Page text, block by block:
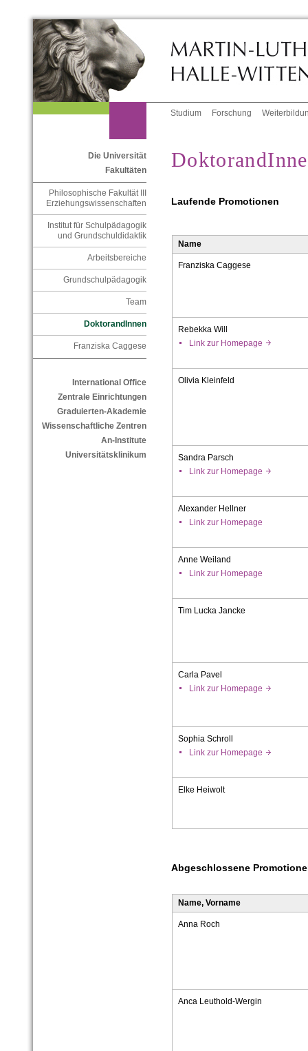
Studium Forschung
Die Universität
Fakultäten
Philosophische Fakultät III
Erziehungswissenschaften
Institut für Schulpädagogik
und Grundschuldidaktik
Arbeitsbereiche
Grundschulpädagogik
Team
DoktorandInnen
Franziska Caggese
International Office
Zentrale Einrichtungen
Graduierten-Akademie
Wissenschaftliche Zentren
An-Institute
Universitätsklinikum
Laufende Promotionen
Name
Franziska Caggese
Rebekka Will
Link zur Homepage
Olivia Kleinfeld
Sandra Parsch
Link zur Homepage
Alexander Hellner
Link zur Homepage
Anne Weiland
Link zur Homepage
Tim Lucka Jancke
Carla Pavel
Link zur Homepage
Sophia Schroll
Link zur Homepage
Elke Heiwolt
Abgeschlossene
Name, Vorname
Anna Roch
Anca Leuthold-Wergin